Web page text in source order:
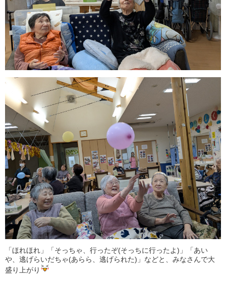
「ほれほれ」「そっちゃ、行ったぞ(そっちに行ったよ)」「あい
や、逃げらいだちゃ(あらら、逃げられた)」などと、みなさんで大
盛り上がり